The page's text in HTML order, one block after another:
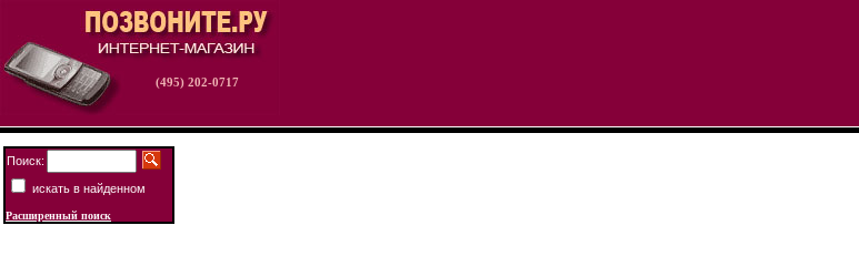
(495) 202-0717
Поиск:
искать в найденном
Расширенный поиск